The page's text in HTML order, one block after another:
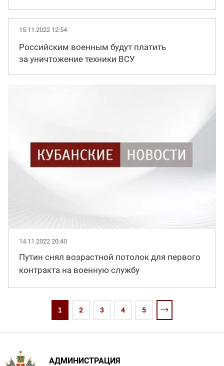
15.11.2022 12:54
Российским военным будут платить
за уничтожение техники ВСУ
14.11.2022 20:40
Путин снял возрастной потолок для первого
контракта на военную службу
1 2 3 4 5
АДМИНИСТРАЦИЯ